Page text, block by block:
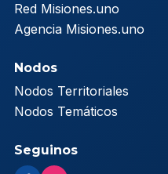
Red Misiones.uno
Agencia Misiones.uno
Nodos
Nodos Territoriales
Nodos Temáticos
Seguinos